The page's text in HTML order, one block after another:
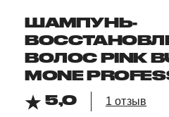
ШАМПУНЬ-
ВОЛОС PINK
MONE
5,0
1 отзыв